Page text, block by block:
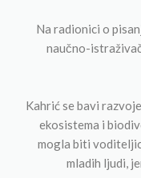
Na radionici o
naučno-
Kahrić se bavi
ekosistema i
mogla biti
mladih ljudi,